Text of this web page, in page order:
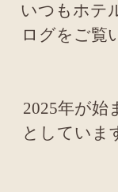
いつもホテ
ログをご覧
2025年が始
としていま